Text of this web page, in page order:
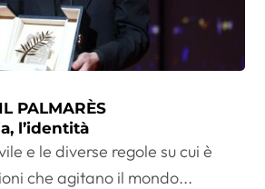
PALMARÈS
l’identità
e le diverse regole su cui è
che agitano il mondo...